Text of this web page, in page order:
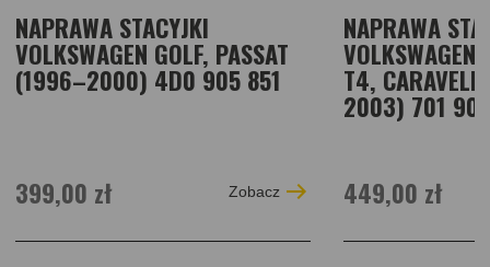
NAPRAWA STACYJKI
VOLKSWAGEN GOLF, PASSAT
(1996–2000) 4D0 905 851
399,00 zł Zobacz
NAPRAWA
VOLKSWAGEN
T4,
2003) 701
449,00 zł